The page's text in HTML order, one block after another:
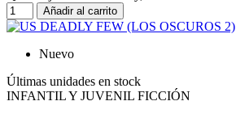
Añadir al carrito
Nuevo
Últimas unidades en stock
INFANTIL Y JUVENIL FICCIÓN